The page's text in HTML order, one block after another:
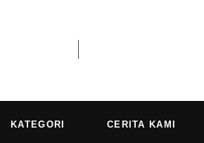
KATEGORI CERITA KAMI